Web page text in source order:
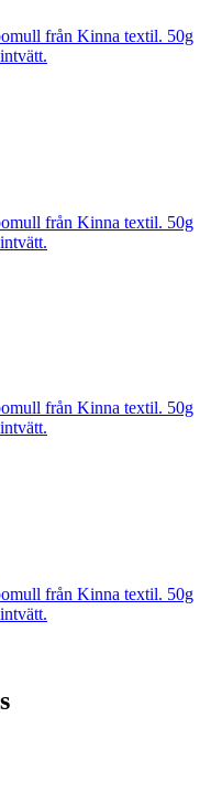
från Kinna textil. 50g
från Kinna textil. 50g
från Kinna textil. 50g
från Kinna textil. 50g